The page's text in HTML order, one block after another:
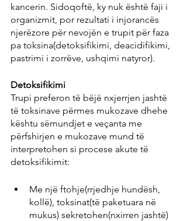
kancerin. Sidoqoftë, ky nuk është faji i
organizmit, por rezultati i injorancës
njerëzore për nevojën e trupit për faza
pa toksina(detoksifikimi, deacidifikimi,
pastrimi i zorrëve, ushqimi natyror).
Detoksifikimi
Trupi preferon të bëjë nxjerrjen jashtë
të toksinave përmes mukozave dhehe
kështu sëmundjet e veçanta me
përfshirjen e mukozave mund të
interpretohen si procese akute të
detoksifikimit:
Me një ftohje(rrjedhje hundësh,
kollë), toksinat(të paketuara në
mukus) sekretohen(nxirren jashtë)